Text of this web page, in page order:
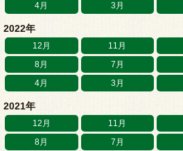
4月
3月
2022年
12月 11月
8月
7月
4月
3月
2021年
12月 11月
8月
7月